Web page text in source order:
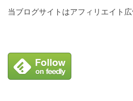
当ブログサイトはアフィリエイト